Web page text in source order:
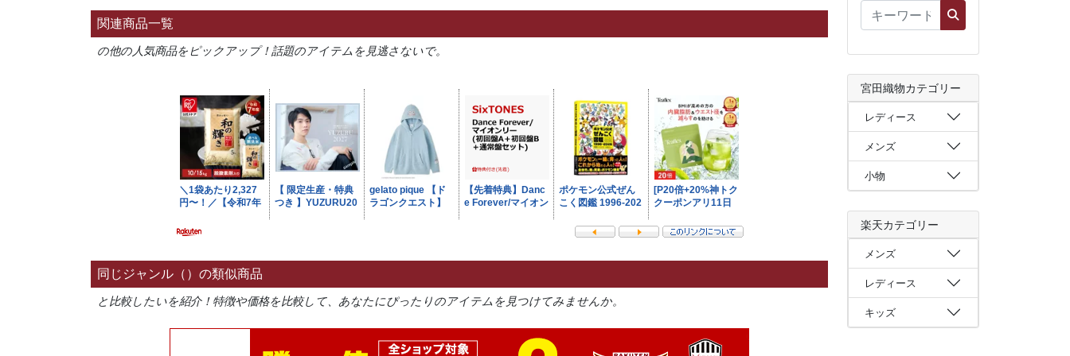
関連商品一覧
の他の人気商品をピックアップ！話題のアイテムを見逃さないで。
同じジャンル（）の類似商品
と比較したいを紹介！特徴や価格を比較して、あなたにぴったりのアイテムを見つけてみませんか。
宮田織物カテゴリー
レディース
メンズ
小物
楽天カテゴリー
メンズ
レディース
キッズ